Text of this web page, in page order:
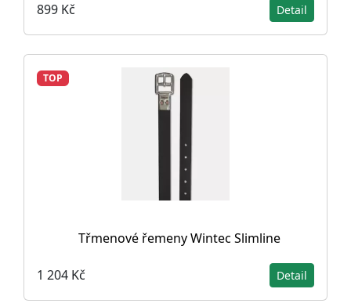
899 Kč Detail
TOP
Třmenové řemeny Wintec Slimline
1 204 Kč Detail